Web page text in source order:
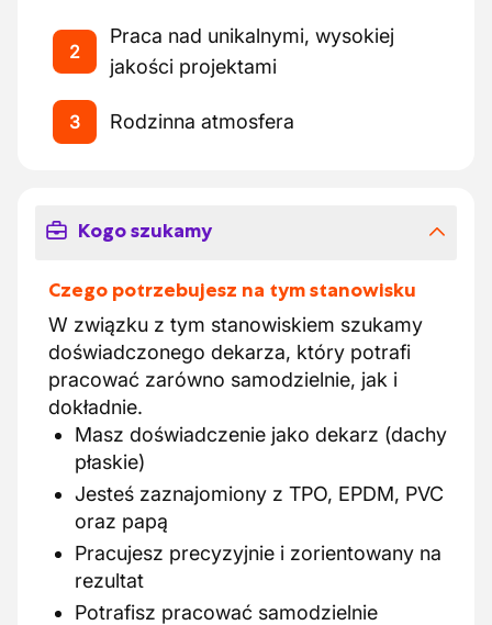
2
Praca nad unikalnymi, wysokiej
jakości projektami
3 Rodzinna atmosfera
Kogo szukamy
Czego potrzebujesz na tym stanowisku
W związku z tym stanowiskiem szukamy
doświadczonego dekarza, który potrafi
pracować zarówno samodzielnie, jak i
dokładnie.
Masz doświadczenie jako dekarz (dachy
płaskie)
Jesteś zaznajomiony z TPO, EPDM, PVC
oraz papą
Pracujesz precyzyjnie i zorientowany na
rezultat
Potrafisz pracować samodzielnie